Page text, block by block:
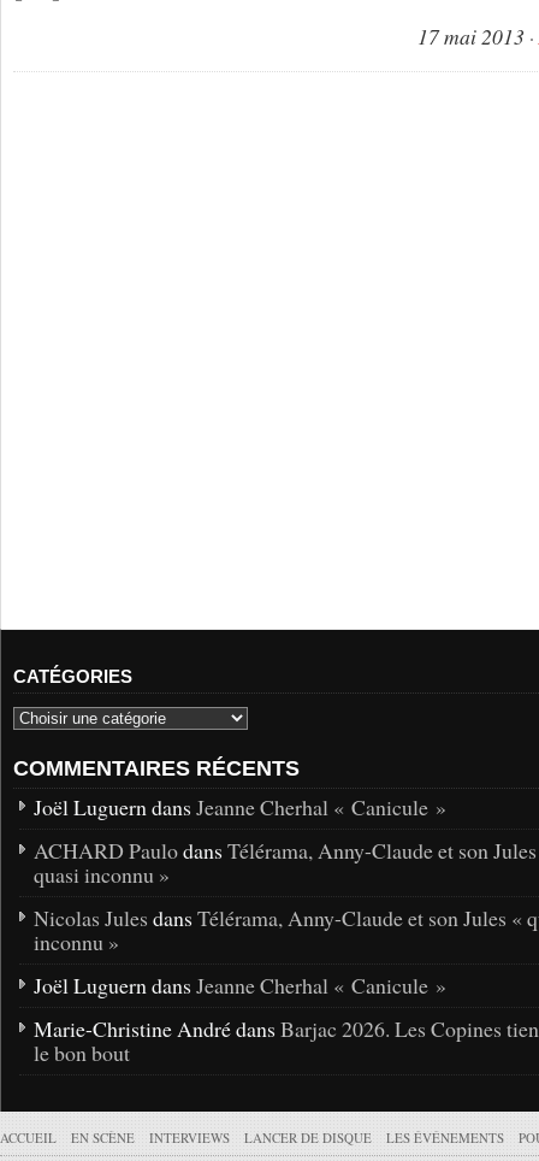
17 mai 2013
CATÉGORIES
COMMENTAIRES RÉCENTS
Joël Luguern dans Jeanne Cherhal « Canicule »
ACHARD Paulodans Télérama, Anny-Claude et son
quasi inconnu »
Nicolas Jules dans Télérama, Anny-Claude et son Jules «
inconnu »
Joël Luguern dans Jeanne Cherhal « Canicule »
Marie-Christine André dans Barjac 2026. Les Copines
le bon bout
ACCUEIL EN SCÈNE INTERVIEWS LANCER DE DISQUE LES ÉVÉNEMENTS